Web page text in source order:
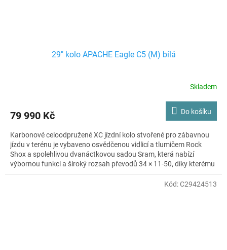
29" kolo APACHE Eagle C5 (M) bílá
Skladem
79 990 Kč Do košíku
Karbonové celoodpružené XC jízdní kolo stvořené pro zábavnou
jízdu v terénu je vybaveno osvědčenou vidlicí a tlumičem Rock
Shox a spolehlivou dvanáctkovou sadou Sram, která nabízí
výbornou funkci a široký rozsah převodů 34 × 11-50, díky kterému
jednoduše zdoláte i nejstrmější stoupání. Ještě lepší absorpci
vibrací při průjezdu skrz nerovnosti terénu zajistí karbonová
Kód:C29424513